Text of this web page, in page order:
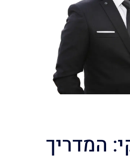
המדריך